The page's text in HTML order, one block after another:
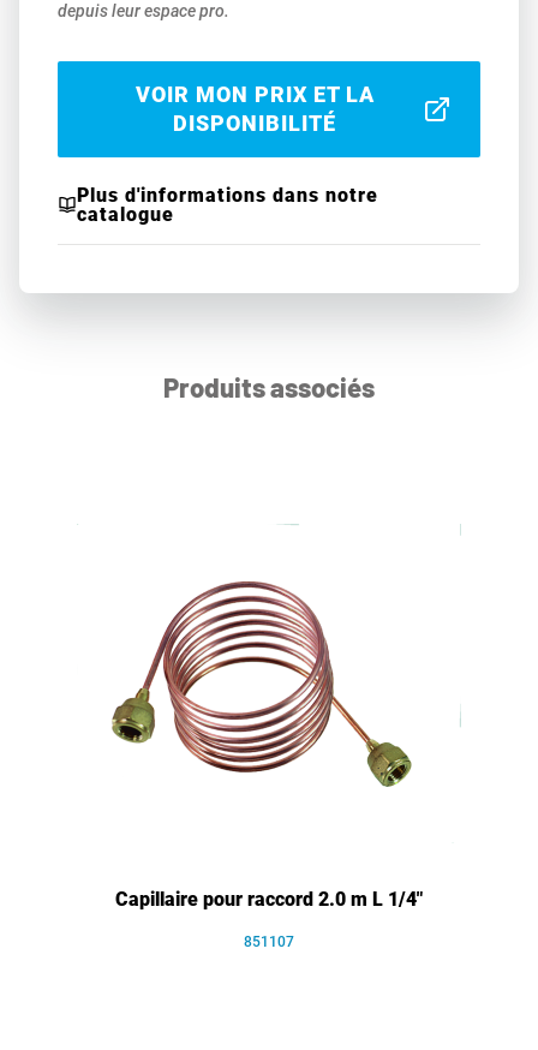
depuis leur espace pro.
VOIR MON PRIX ET LA
DISPONIBILITÉ
Plus d'informations dans notre
catalogue
Produits associés
Capillaire pour raccord 2.0 m L 1/4"
851107